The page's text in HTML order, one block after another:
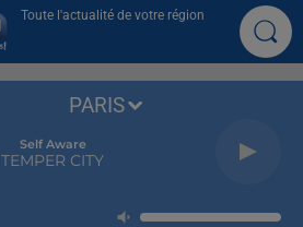
Toute l'actualité de votre région
Self Aware
TEMPER CITY
PARIS